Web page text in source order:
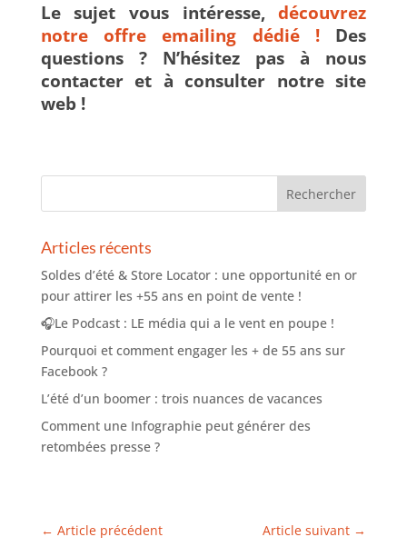
Le sujet vous intéresse,découvrez
notre offre emailing dédié !Des
questions ? N’hésitez pas à nous
contacter et à consulter notre site
web !
Articles récents
Soldes d’été & Store Locator : une opportunité en or
pour attirer les +55 ans en point de vente !
🎧Le Podcast : LE média qui a le vent en poupe !
Pourquoi et comment engager les + de 55 ans sur
Facebook ?
L’été d’un boomer : trois nuances de vacances
Comment une Infographie peut générer des
retombées presse ?
← Article précédent Article suivant →